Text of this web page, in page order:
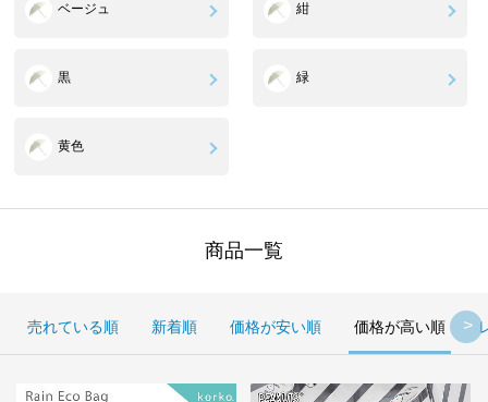
ベージュ 紺
黒 緑
黄色
商品一覧
売れている順 新着順 価格が安い順 価格が高い順